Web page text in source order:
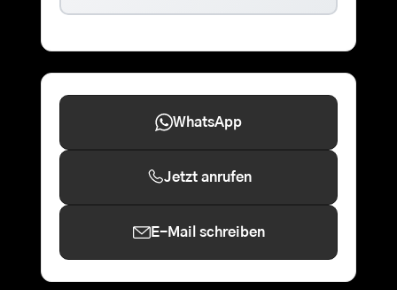
WhatsApp
Jetzt anrufen
E-Mail schreiben